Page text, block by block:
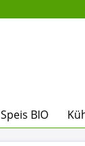
Speis BIO